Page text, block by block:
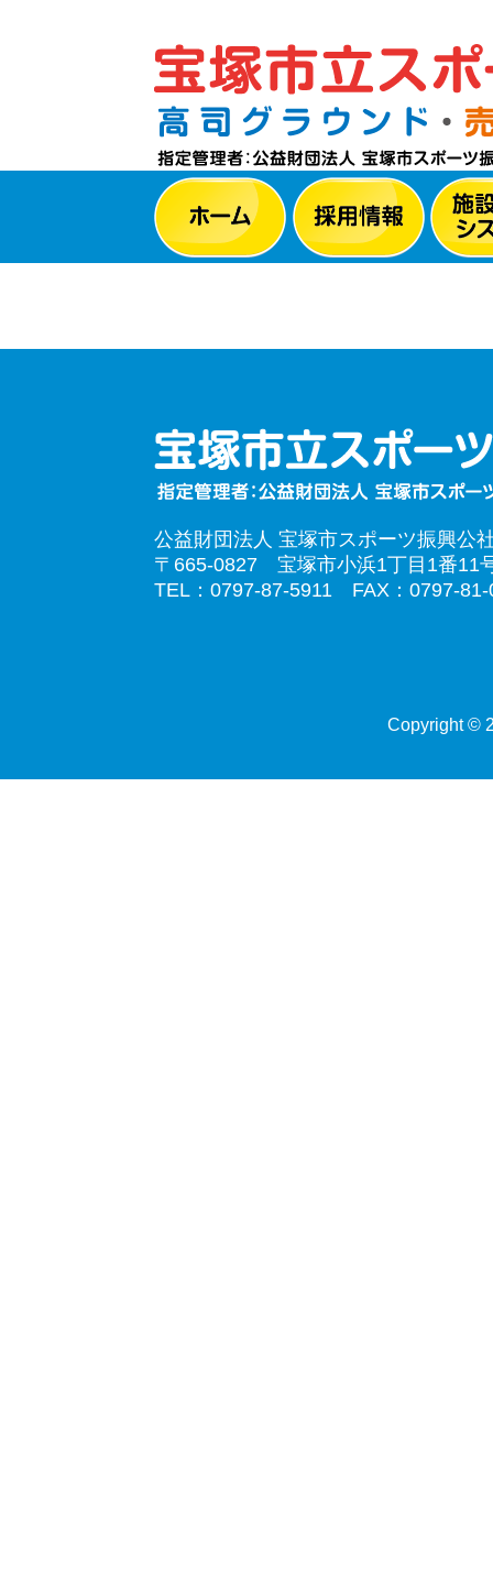
公益財団法人 宝塚市スポーツ振興公
〒665-0827 宝塚市小浜1丁目1番11
TEL：0797-87-5911 FAX：0797-81-
Copyright ©